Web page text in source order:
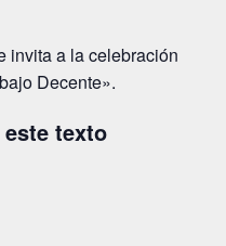
invita a la celebración
Decente».
texto